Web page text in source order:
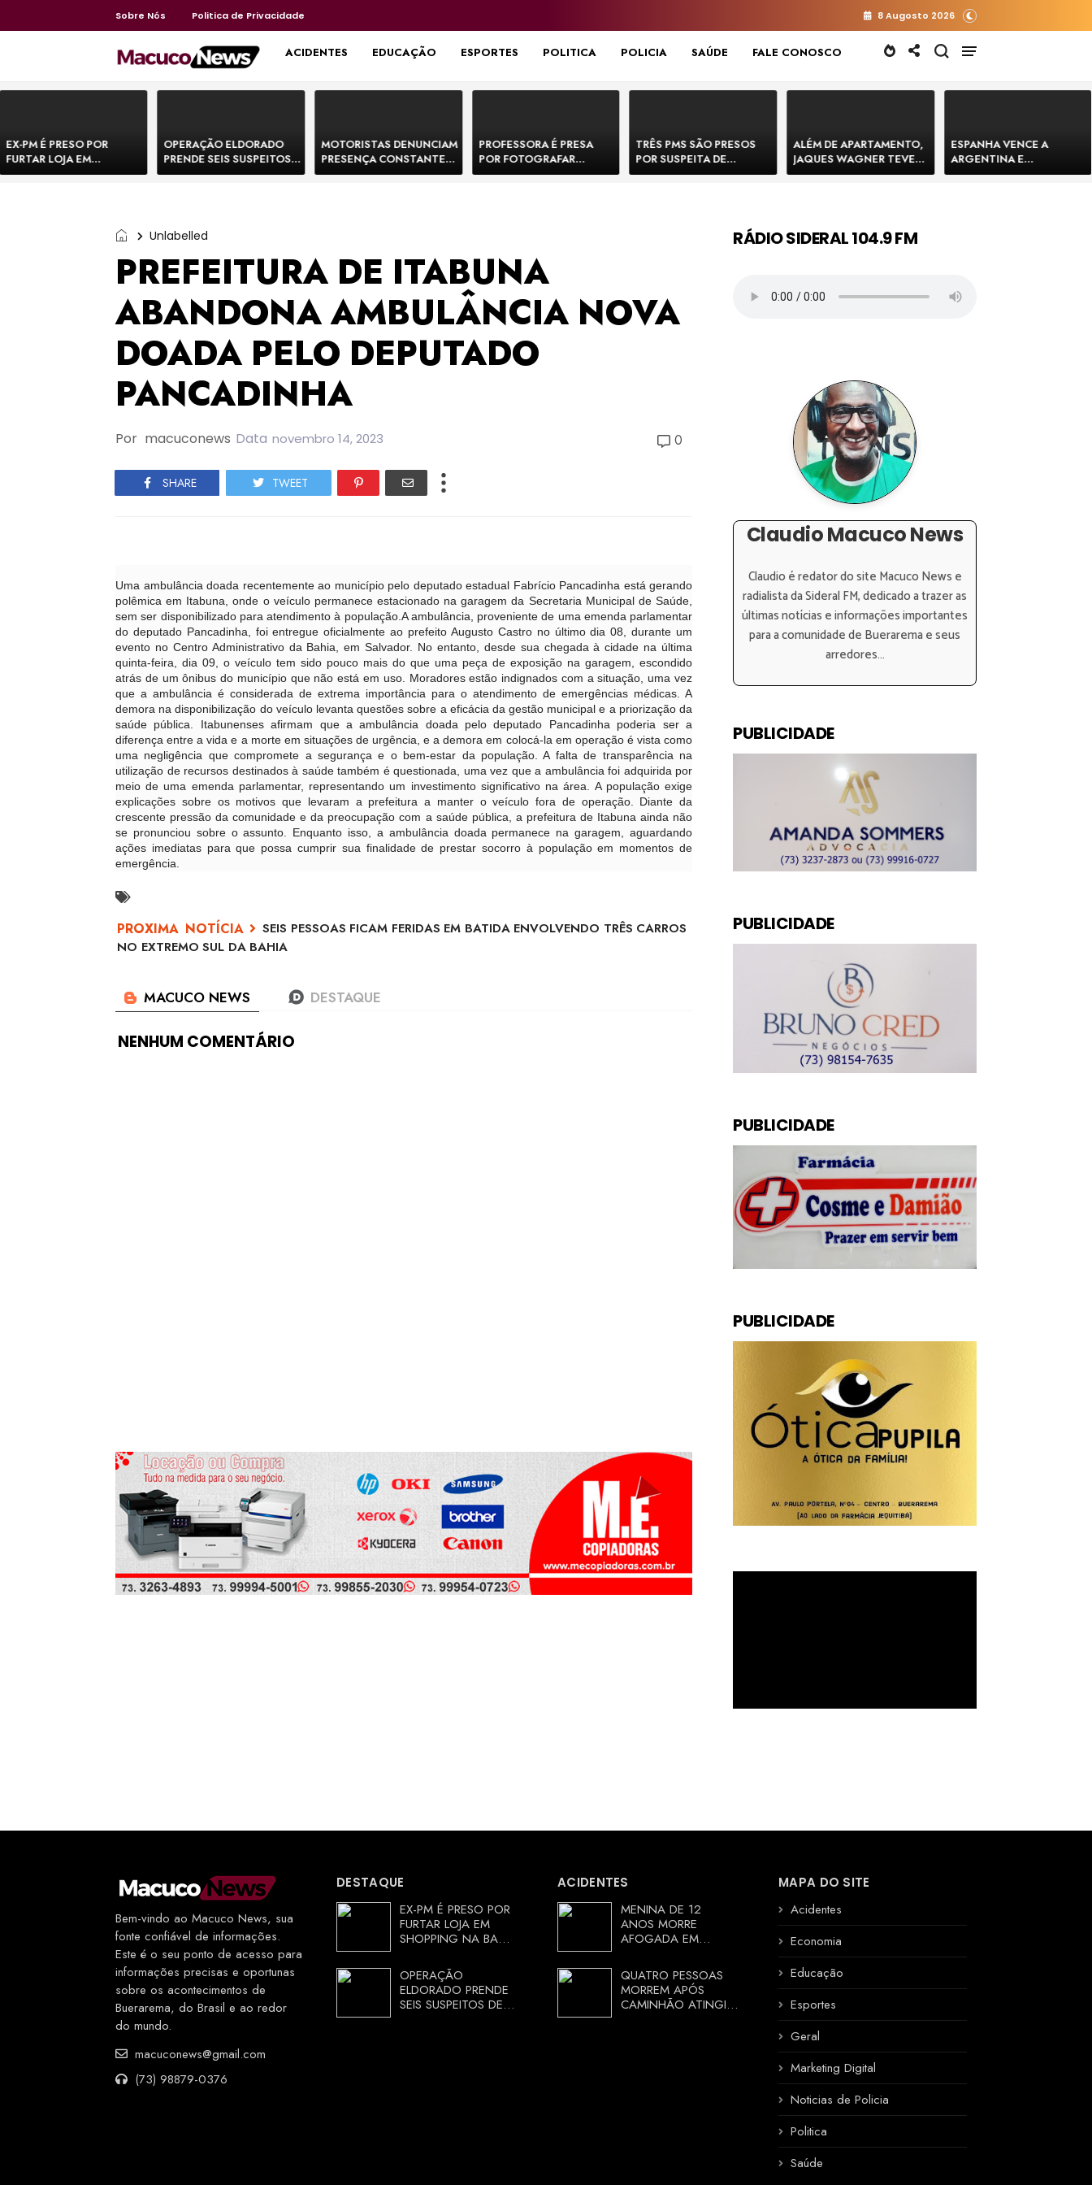
Sobre Nós Politica de Privacidade 8 Augosto 2026
HOME ACIDENTES EDUCAÇÃO ESPORTES POLITICA POLICIA SAÚDE FALE CONOSCO
EX-PM É PRESO POR
FURTAR LOJA EM
SHOPPING NA BAHIA E
OPERAÇÃO ELDORADO
PRENDE SEIS SUSPEITOS
DE MOVIMENTAR R$ 25
MOTORISTAS DENUNCIAM
PRESENÇA CONSTANTE
DE BOVINOS NA BR-330 E
PROFESSORA É PRESA
POR FOTOGRAFAR
PARTES ÍNTIMAS DE
TRÊS PMS SÃO PRESOS
POR SUSPEITA DE
EXECUTAR DOIS HOMENS
ALÉM DE APARTAMENTO,
JAQUES WAGNER TEVE
VENDA DE TERRENO PARA
ESPANHA VENCE A
ARGENTINA E
CONQUISTA A COPA DO
Unlabelled
PREFEITURA DE ITABUNA
ABANDONA AMBULÂNCIA NOVA
DOADA PELO DEPUTADO
PANCADINHA
Por macuconews Data novembro 14, 2023 0
SHARE TWEET
Uma ambulância doada recentemente ao município pelo deputado estadual Fabrício Pancadinha está gerando
polêmica em Itabuna, onde o veículo permanece estacionado na garagem da Secretaria Municipal de Saúde,
sem ser disponibilizado para atendimento à população.A ambulância, proveniente de uma emenda parlamentar
do deputado Pancadinha, foi entregue oficialmente ao prefeito Augusto Castro no último dia 08, durante um
evento no Centro Administrativo da Bahia, em Salvador. No entanto, desde sua chegada à cidade na última
quinta-feira, dia 09, o veículo tem sido pouco mais do que uma peça de exposição na garagem, escondido
atrás de um ônibus do município que não está em uso. Moradores estão indignados com a situação, uma vez
que a ambulância é considerada de extrema importância para o atendimento de emergências médicas. A
demora na disponibilização do veículo levanta questões sobre a eficácia da gestão municipal e a priorização da
saúde pública. Itabunenses afirmam que a ambulância doada pelo deputado Pancadinha poderia ser a
diferença entre a vida e a morte em situações de urgência, e a demora em colocá-la em operação é vista como
uma negligência que compromete a segurança e o bem-estar da população. A falta de transparência na
utilização de recursos destinados à saúde também é questionada, uma vez que a ambulância foi adquirida por
meio de uma emenda parlamentar, representando um investimento significativo na área. A população exige
explicações sobre os motivos que levaram a prefeitura a manter o veículo fora de operação. Diante da
crescente pressão da comunidade e da preocupação com a saúde pública, a prefeitura de Itabuna ainda não
se pronunciou sobre o assunto. Enquanto isso, a ambulância doada permanece na garagem, aguardando
ações imediatas para que possa cumprir sua finalidade de prestar socorro à população em momentos de
emergência.
SEIS PESSOAS FICAM FERIDAS EM BATIDA ENVOLVENDO TRÊS CARROS
NO EXTREMO SUL DA BAHIA
NENHUM COMENTÁRIO
RÁDIO SIDERAL 104.9 FM
Claudio Macuco News
Claudio é redator do site Macuco News e
radialista da Sideral FM, dedicado a trazer as
últimas notícias e informações importantes
para a comunidade de Buerarema e seus
arredores...
PUBLICIDADE
PUBLICIDADE
PUBLICIDADE
PUBLICIDADE
Bem-vindo ao Macuco News, sua
fonte confiável de informações.
Este é o seu ponto de acesso para
informações precisas e oportunas
sobre os acontecimentos de
Buerarema, do Brasil e ao redor
do mundo.
macuconews@gmail.com
(73) 98879-0376
DESTAQUE
EX-PM É PRESO POR
FURTAR LOJA EM
SHOPPING NA BAHIA
CORRENDO DE
DELEGACIA
OPERAÇÃO
ELDORADO PRENDE
SEIS SUSPEITOS DE
ACIDENTES
MENINA DE 12
ANOS MORRE
AFOGADA EM
RURAL DE ARACI,
BAHIA; POLÍCIA
INVESTIGA
CIRCUNSTÂNCIAS
QUATRO PESSOAS
MORREM APÓS
CAMINHÃO ATINGIR
MAPA DO SITE
Acidentes
Economia
Educação
Esportes
Geral
Marketing Digital
Noticias de Policia
Politica
Saúde